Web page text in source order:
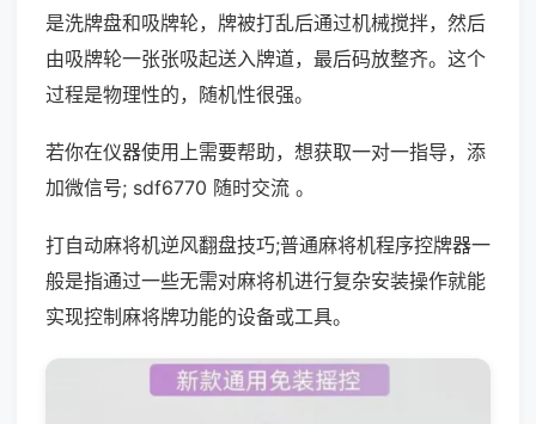
是洗牌盘和吸牌轮，牌被打乱后通过机械搅拌，然后
由吸牌轮一张张吸起送入牌道，最后码放整齐。这个
过程是物理性的，随机性很强。
若你在仪器使用上需要帮助，想获取一对一指导，添
加微信号; sdf6770 随时交流 。
打自动麻将机逆风翻盘技巧;普通麻将机程序控牌器一
般是指通过一些无需对麻将机进行复杂安装操作就能
实现控制麻将牌功能的设备或工具。